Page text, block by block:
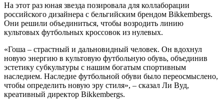
На этот раз юная звезда позировала для коллаборации
российского дизайнера с бельгийским брендом Bikkembergs.
Они решили объединиться, чтобы возродить линию
культовых футбольных кроссовок из нулевых.
«Гоша – страстный и дальновидный человек. Он вдохнул
новую энергию в культовую футбольную обувь, объединив
эстетику субкультуры с нашим богатым спортивным
наследием. Наследие футбольной обуви было переосмыслено,
чтобы определить новую эру стиля», – сказал Ли Вуд,
креативный директор Bikkembergs.